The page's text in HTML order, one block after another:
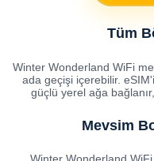
Tüm
Winter Wonderland WiFi
ada geçişi içerebilir.
güçlü yerel ağa
Mevsim